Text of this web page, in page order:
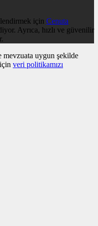
için Cenuta
Ayrıca, hızlı ve güvenilir
mevzuata uygun şekilde
veri politikamızı